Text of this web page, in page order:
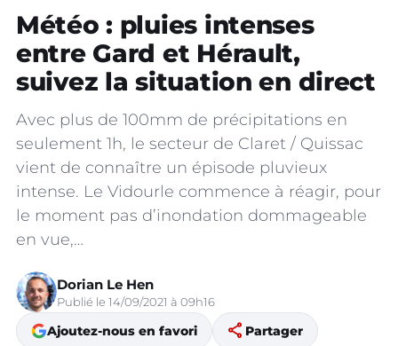
Météo : pluies intenses
entre Gard et Hérault,
suivez la situation en direct
Avec plus de 100mm de précipitations en
seulement 1h, le secteur de Claret / Quissac
vient de connaître un épisode pluvieux
intense. Le Vidourle commence à réagir, pour
le moment pas d’inondation dommageable
en vue,…
Dorian Le Hen
Publié le 14/09/2021 à 09h16
Ajoutez-nous en favori share Partager